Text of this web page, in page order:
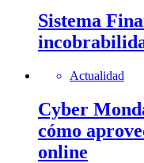
Sistema
Actualidad
Cyber
cómo
online